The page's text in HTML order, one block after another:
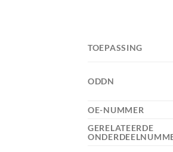
TOEPASSING
ODDN
OE-NUMMER
GERELATEERDE